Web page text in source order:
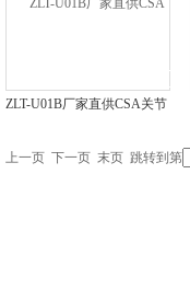
ZLT-U01B厂家直供CSA关节
上一页 下一页 末页跳转到第